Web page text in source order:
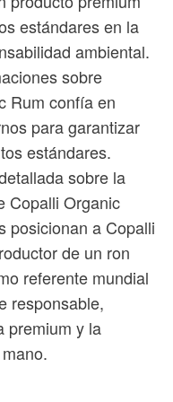
estándares en la
ambiental.
sobre
Rum confía en
para garantizar
estándares.
sobre la
Copalli Organic
posicionan a Copalli
de un ron
referente mundial
responsable,
premium y la